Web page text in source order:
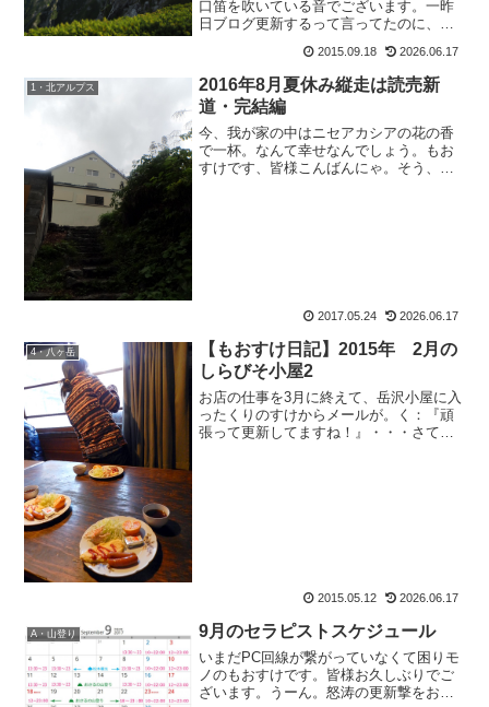
口笛を吹いている音でございます。一昨
日ブログ更新するって言ってたのに、し
ーーーらない、っと。と、トボケて口笛
を吹いている音でございます。いえね
（ハイここから言い訳）。昨...
2015.09.18 2026.06.17
1・北アルプス
2016年8月夏休み縦走は読売新
道・完結編
今、我が家の中はニセアカシアの花の香
で一杯。なんて幸せなんでしょう。もお
すけです、皆様こんばんにゃ。そう、我
2017.05.24 2026.06.17
4・八ヶ岳
【もおすけ日記】2015年 2月の
しらびそ小屋2
お店の仕事を3月に終えて、岳沢小屋に入
ったくりのすけからメールが。く：『頑
張って更新してますね！』・・・さては
2015.05.12 2026.06.17
A・山登り 9月のセラピストスケジュール
いまだPC回線が繋がっていなくて困りモ
ノのもおすけです。皆様お久しぶりでご
ざいます。うーん。怒涛の更新撃をお見